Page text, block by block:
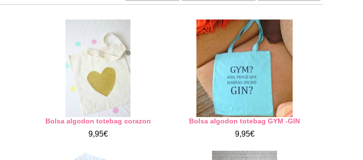
Bolsa algodon totebag corazon
9,95€
Bolsa algodon totebag GYM -GIN
9,95€